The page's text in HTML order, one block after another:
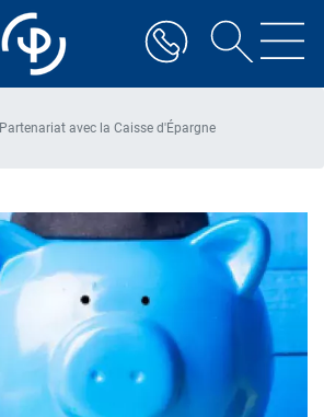
Partenariat avec la Caisse d'Épargne